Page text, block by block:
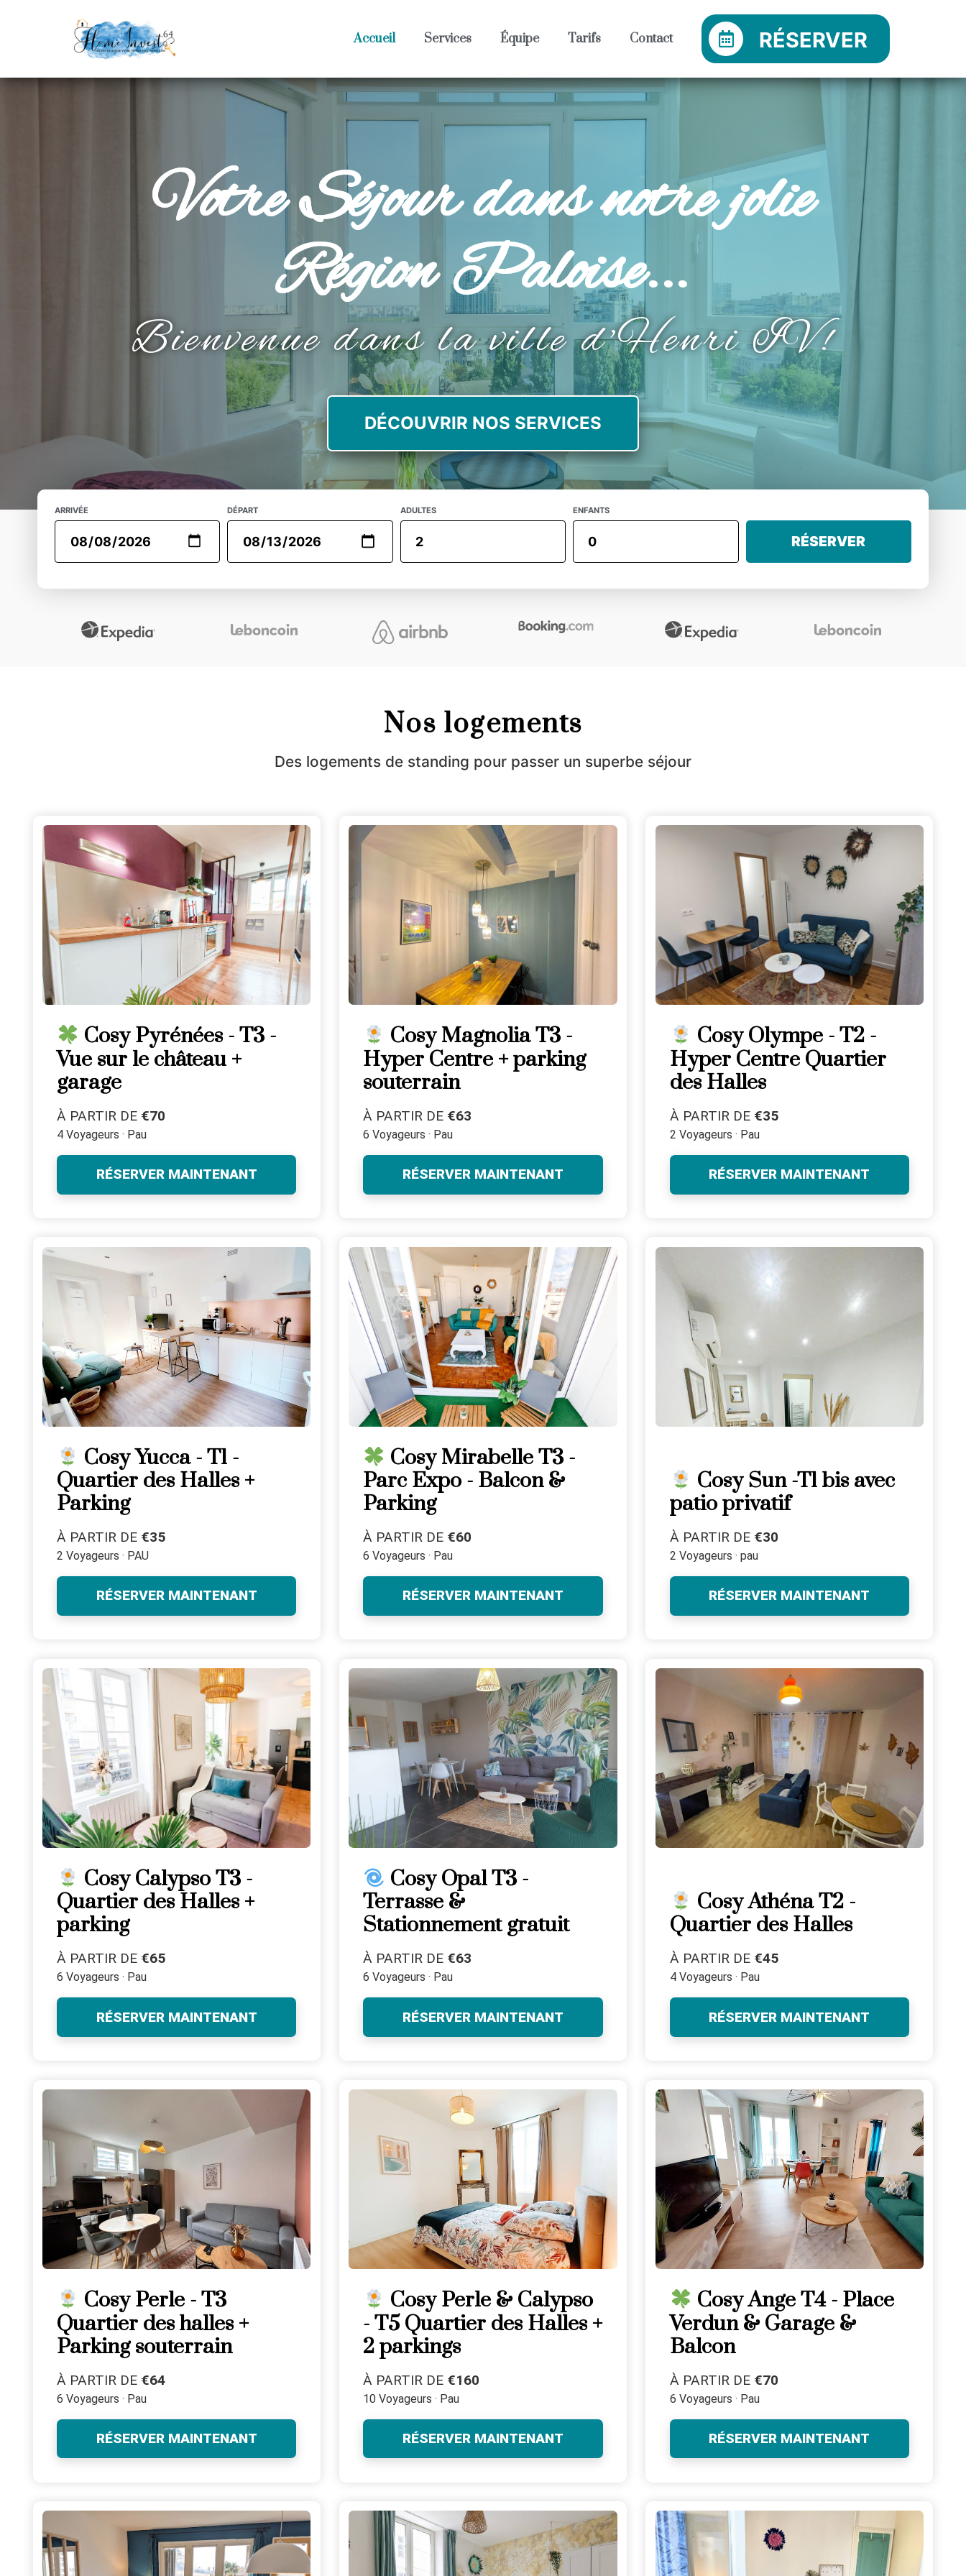
Accueil Services Équipe Tarifs Contact RÉSERVER
Votre Séjour dans notre jolie
Région Paloise...
Bienvenue dans la ville d'Henri IV!
DÉCOUVRIR NOS SERVICES
ARRIVÉE DÉPART ADULTES ENFANTS
RÉSERVER
Nos logements
Des logements de standing pour passer un superbe séjour
Cosy Pyrénées - T3 -
Vue sur le château +
garage
À PARTIR DE €70
4 Voyageurs · Pau
RÉSERVER MAINTENANT
Cosy Magnolia T3 -
Hyper Centre + parking
souterrain
À PARTIR DE €63
6 Voyageurs · Pau
RÉSERVER MAINTENANT
Cosy Olympe - T2 -
Hyper Centre Quartier
des Halles
À PARTIR DE €35
2 Voyageurs · Pau
RÉSERVER MAINTENANT
Cosy Yucca - T1 -
Quartier des Halles +
Parking
À PARTIR DE €35
2 Voyageurs · PAU
RÉSERVER MAINTENANT
Cosy Mirabelle T3 -
Parc Expo - Balcon &
Parking
À PARTIR DE €60
6 Voyageurs · Pau
RÉSERVER MAINTENANT
Cosy Sun -T1 bis avec
patio privatif
À PARTIR DE €30
2 Voyageurs · pau
RÉSERVER MAINTENANT
Cosy Calypso T3 -
Quartier des Halles +
parking
À PARTIR DE €65
6 Voyageurs · Pau
RÉSERVER MAINTENANT
Cosy Opal T3 -
Terrasse &
Stationnement gratuit
À PARTIR DE €63
6 Voyageurs · Pau
RÉSERVER MAINTENANT
Cosy Athéna T2 -
Quartier des Halles
À PARTIR DE €45
4 Voyageurs · Pau
RÉSERVER MAINTENANT
Cosy Perle - T3
Quartier des halles +
Parking souterrain
À PARTIR DE €64
6 Voyageurs · Pau
RÉSERVER MAINTENANT
Cosy Perle & Calypso
- T5 Quartier des Halles +
2 parkings
À PARTIR DE €160
10 Voyageurs · Pau
RÉSERVER MAINTENANT
Cosy Ange T4 - Place
Verdun & Garage &
Balcon
À PARTIR DE €70
6 Voyageurs · Pau
RÉSERVER MAINTENANT